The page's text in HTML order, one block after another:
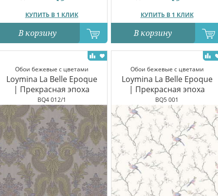
КУПИТЬ В 1 КЛИК
В корзину
КУПИТЬ В 1 КЛИК
В корзину
Обои бежевые с цветами
Loymina La Belle Epoque
| Прекрасная эпоха
BQ4 012/1
Обои бежевые с цветами
Loymina La Belle Epoque
| Прекрасная эпоха
BQ5 001